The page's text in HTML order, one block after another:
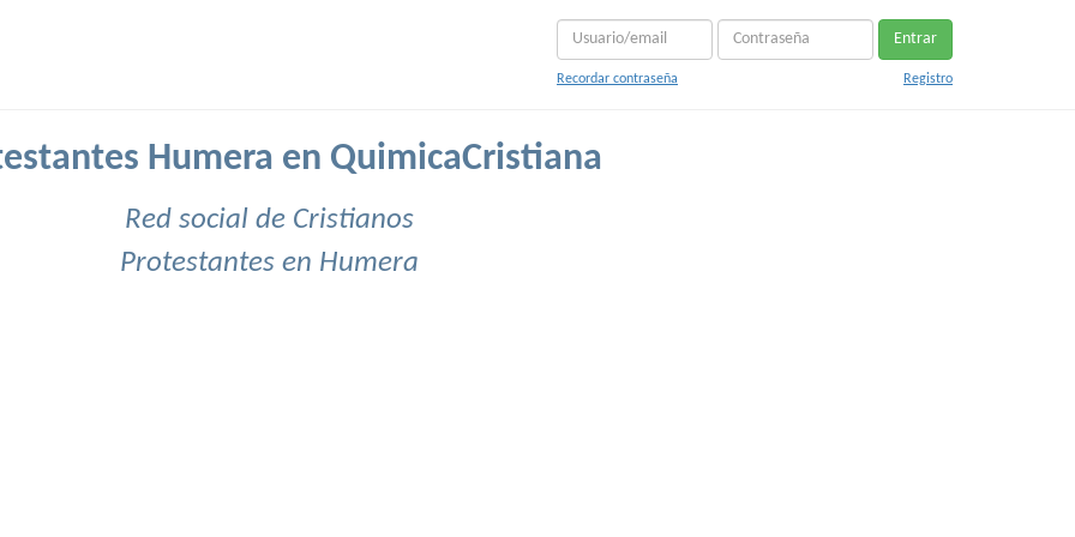
Entrar
Recordar contraseña Registro
Humera en QuimicaCristiana
Red social de Cristianos
Protestantes en Humera